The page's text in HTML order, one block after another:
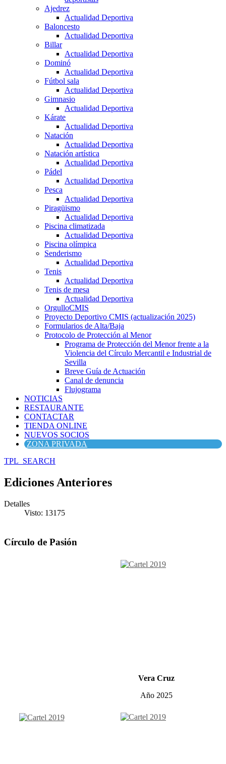
Ajedrez
Actualidad Deportiva
Baloncesto
Actualidad Deportiva
Billar
Actualidad Deportiva
Dominó
Actualidad Deportiva
Fútbol sala
Actualidad Deportiva
Gimnasio
Actualidad Deportiva
Kárate
Actualidad Deportiva
Natación
Actualidad Deportiva
Natación artística
Actualidad Deportiva
Pádel
Actualidad Deportiva
Pesca
Actualidad Deportiva
Piragüismo
Actualidad Deportiva
Piscina climatizada
Actualidad Deportiva
Piscina olímpica
Senderismo
Actualidad Deportiva
Tenis
Actualidad Deportiva
Tenis de mesa
Actualidad Deportiva
OrgulloCMIS
Proyecto Deportivo CMIS (actualización 2025)
Formularios de Alta/Baja
Protocolo de Protección al Menor
Programa de Protección del Menor frente a la
Violencia del Círculo Mercantil e Industrial de
Sevilla
Breve Guía de Actuación
Canal de denuncia
Flujograma
NOTICIAS
RESTAURANTE
CONTACTAR
TIENDA ONLINE
NUEVOS SOCIOS
ZONA PRIVADA
TPL_SEARCH
Ediciones Anteriores
Detalles
Visto: 13175
Círculo de Pasión
Vera Cruz
Año 2025